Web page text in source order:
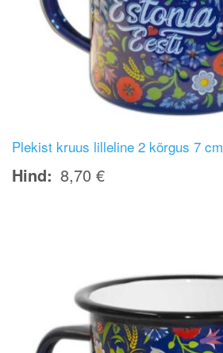
Plekist kruus lilleline 2 kõrgus 7 cm
Hind 8,70 €